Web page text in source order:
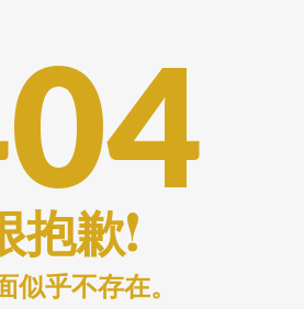
抱歉!
似乎不存在。